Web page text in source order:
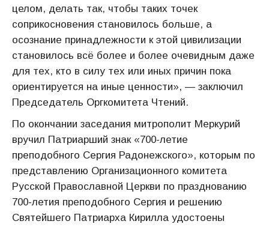
целом, делать так, чтобы таких точек
соприкосновения становилось больше, а
осознание принадлежности к этой цивилизации
становилось всё более и более очевидным даже
для тех, кто в силу тех или иных причин пока
ориентируется на иные ценности», — заключил
Председатель Оргкомитета Чтений.
По окончании заседания митрополит Меркурий
вручил Патриарший знак «700-летие
преподобного Сергия Радонежского», которым по
представлению Организационного комитета
Русской Православной Церкви по празднованию
700-летия преподобного Сергия и решению
Святейшего Патриарха Кирилла удостоены